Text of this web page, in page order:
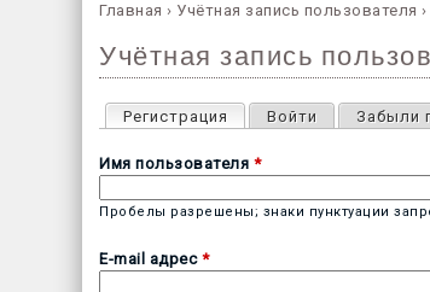
Вы здесь
Главная › Учётная запись пользователя ›
Учётная запись
Главные вкладки
Регистрация (активная вкладка)
Войти Забыли
Имя пользователя *
Пробелы разрешены; знаки пунктуации
E-mail адрес *